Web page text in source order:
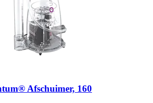
Afschuimer, 160